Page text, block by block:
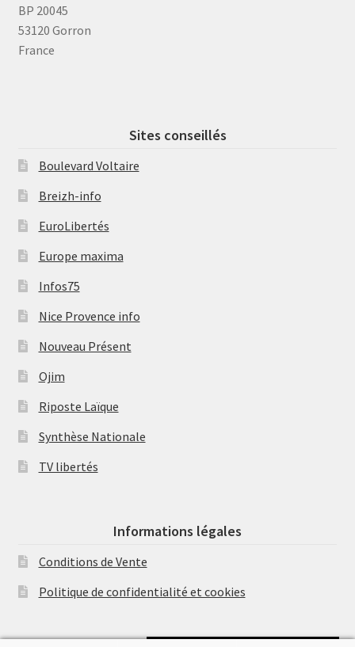
BP 20045
53120 Gorron
France
Sites conseillés
Boulevard Voltaire
Breizh-info
EuroLibertés
Europe maxima
Infos75
Nice Provence info
Nouveau Présent
Ojim
Riposte Laïque
Synthèse Nationale
TV libertés
Informations légales
Conditions de Vente
Politique de confidentialité et cookies